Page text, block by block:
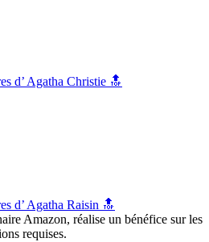
d’ Agatha Christie 🔝
d’ Agatha Raisin 🔝
Amazon, réalise un bénéfice sur les
requises.